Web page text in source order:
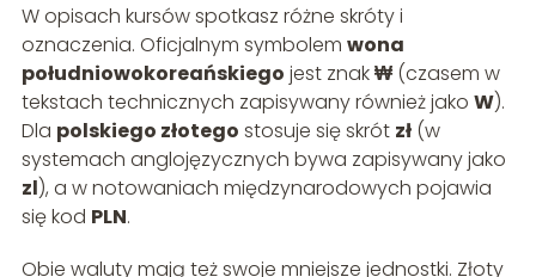
W opisach kursów spotkasz różne skróty i
oznaczenia. Oficjalnym symbolem wona
południowokoreańskiego jest znak₩(czasem w
tekstach technicznych zapisywany również jako W).
Dla polskiego złotego stosuje się skrót zł(w
systemach anglojęzycznych bywa zapisywany jako
zl), a w notowaniach międzynarodowych pojawia
się kod PLN.
Obie waluty mają też swoje mniejsze jednostki. Złoty